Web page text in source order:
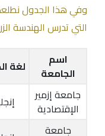
وفي هذا الجدول
التي تدرس الهندسة
اسم
الجامعة
لغة
جامعة إزمير
الإقتصادية
جامعة